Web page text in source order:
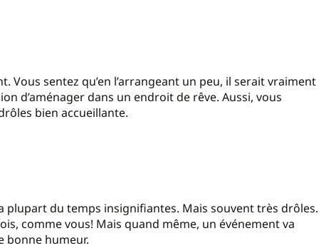
sentez qu’en l’arrangeant un peu, il serait vraiment
d’aménager dans un endroit de rêve. Aussi, vous
bien accueillante.
plupart du temps insignifiantes. Mais souvent très drôles.
comme vous! Mais quand même, un événement va
bonne humeur.